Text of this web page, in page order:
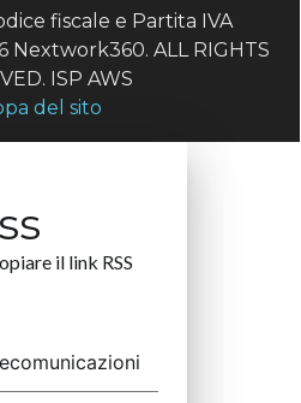
fiscale e Partita IVA
Nextwork360. ALL RIGHTS
ISP AWS
del sito
il link RSS